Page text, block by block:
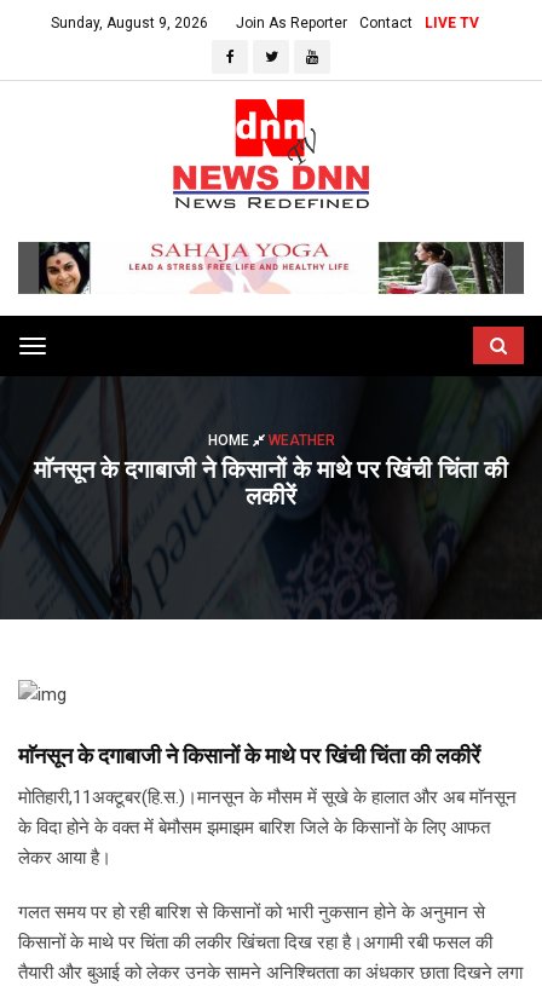
Sunday, August 9, 2026 Join As Reporter Contact LIVE TV
Toggle
navigation
HOME WEATHER
माॅनसून के दगाबाजी ने किसानों के माथे पर खिंची चिंता की
लकीरें
माॅनसून के दगाबाजी ने किसानों के माथे पर खिंची चिंता की लकीरें
मोतिहारी,11अक्टूबर(हि.स.)।मानसून के मौसम में सूखे के हालात और अब माॅनसून
के विदा होने के वक्त में बेमौसम झमाझम बारिश जिले के किसानों के लिए आफत
लेकर आया है।
गलत समय पर हो रही बारिश से किसानों को भारी नुकसान होने के अनुमान से
किसानों के माथे पर चिंता की लकीर खिंचता दिख रहा है।अगामी रबी फसल की
तैयारी और बुआई को लेकर उनके सामने अनिश्चितता का अंधकार छाता दिखने लगा